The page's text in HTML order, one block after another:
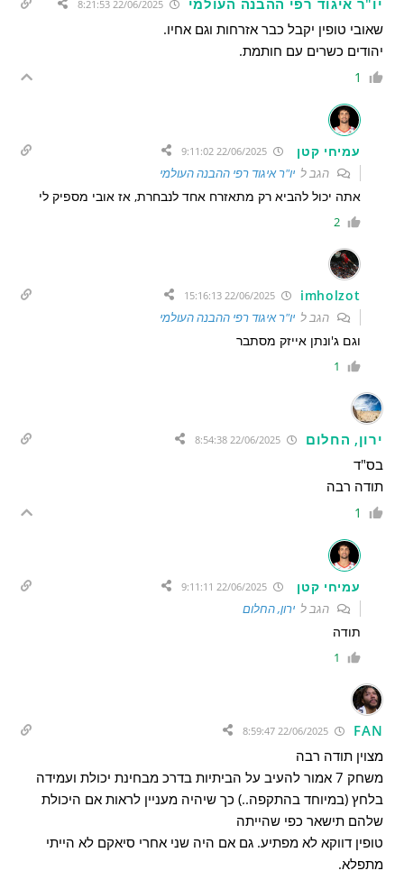
יו"ר איגוד רפי ההבנה העולמי 22/06/2025 8:21:53
שאובי טופין יקבל כבר אזרחות וגם אחיו.
יהודים כשרים עם חותמת.
1
עמיחי קטן
הגב ליו"ר איגוד רפי ההבנה העולמי
אתה יכול להביא רק מתאזרח אחד לנבחרת, אז אובי מספיק לי
2
imholzot
22/06/2025 15:16:13
הגב ליו"ר איגוד רפי ההבנה העולמי
וגם ג'ונתן אייזק מסתבר
1
ירון, החלום 22/06/2025 8:54:38
בס"ד
תודה רבה
1
עמיחי קטן
הגב לירון, החלום
תודה
1
FAN
מצוין תודה רבה
משחק 7 אמור להעיב על הביתיות בדרכ מבחינת יכולת ועמידה
בלחץ (במיוחד בהתקפה..) כך שיהיה מעניין לראות אם היכולת
שלהם תישאר כפי שהייתה
טופין דווקא לא מפתיע. גם אם היה שני אחרי סיאקם לא הייתי
מתפלא.